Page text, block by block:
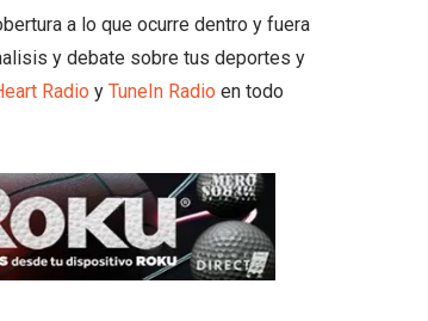
a lo que ocurre dentro y fuera
y debate sobre tus deportes y
Radio y TuneIn Radio en todo